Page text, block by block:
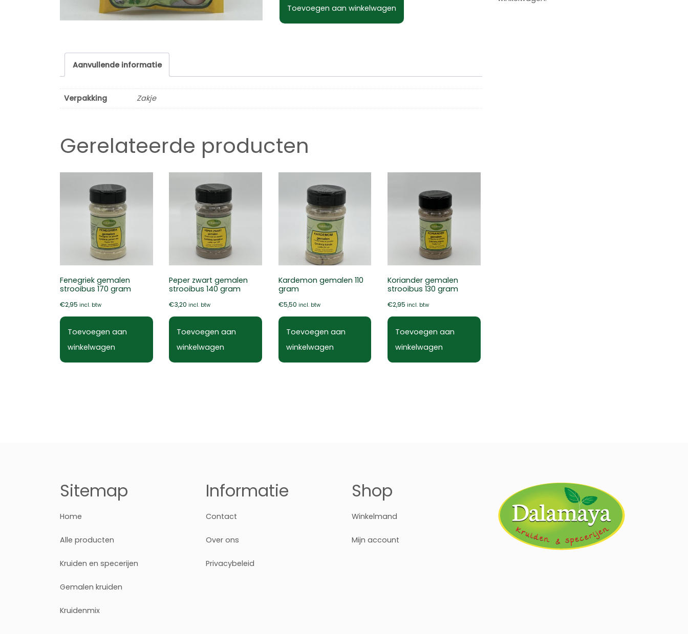
Toevoegen aan winkelwagen
Aanvullende informatie
Verpakking Zakje
Gerelateerde producten
Fenegriek gemalen
strooibus 170 gram
€2,95 incl. btw
Toevoegen aan
winkelwagen
Peper zwart gemalen
strooibus 140 gram
€3,20 incl. btw
Toevoegen aan
winkelwagen
Kardemon gemalen 110
gram
€5,50 incl. btw
Toevoegen aan
winkelwagen
Koriander gemalen
strooibus 130 gram
€2,95 incl. btw
Toevoegen aan
winkelwagen
Sitemap
Home
Alle producten
Kruiden en specerijen
Gemalen kruiden
Kruidenmix
Informatie
Contact
Over ons
Privacybeleid
Shop
Winkelmand
Mijn account